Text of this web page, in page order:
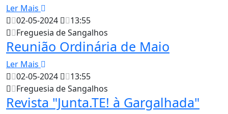
Ler Mais
02-05-2024
13:55
Freguesia de Sangalhos
Reunião Ordinária de Maio
Ler Mais
02-05-2024
13:55
Freguesia de Sangalhos
Revista "Junta.TE! à Gargalhada"